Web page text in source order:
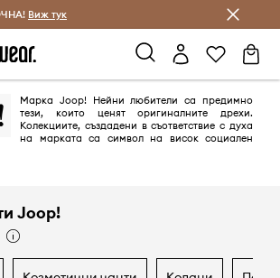
Спестявай с Answear Club
Виж тук
Марка Joop! Нейни любители са предимно
тези, които ценят оригиналните дрехи.
Колекциите, създадени в съответствие с духа
на марката са символ на висок социален
Joop!